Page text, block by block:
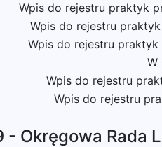
Wpis do rejestru praktyk
Wpis do rejestru
Wpis do rejestru praktyk
W
Wpis do rejestru
Wpis do rejestru
Okręgowa Rada